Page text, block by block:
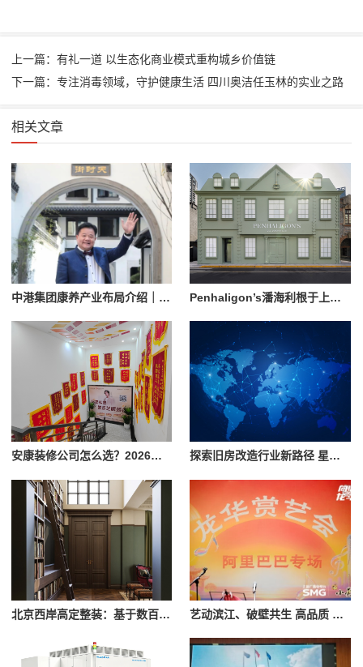
上一篇：有礼一道 以生态化商业模式重构城乡价值链
下一篇：专注消毒领域，守护健康生活 四川奥洁任玉林的实业之路
相关文章
中港集团康养产业布局介绍｜杭州国际医养科技有限公司业务参考 Penhaligon’s潘海利根于上海隆重呈献《游弋之地：伦敦名流录》主题展览 致敬肖像兽首系列十周年传奇篇章
安康装修公司怎么选？2026年本地装修市场信息参考 探索旧房改造行业新路径 星吖APP以数字化服务赋能上海家装提质升级
北京西岸高定整装：基于数百个大宅整装案例的服务实践 艺动滨江、破壁共生 高品质 Live 演出赋能品质城区建设